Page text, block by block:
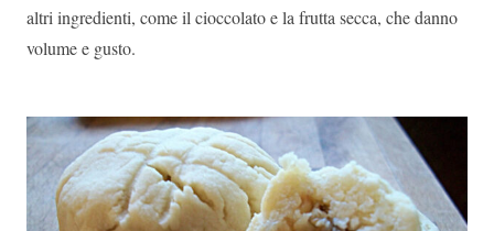
altri ingredienti, come il cioccolato e la frutta secca, che danno
volume e gusto.